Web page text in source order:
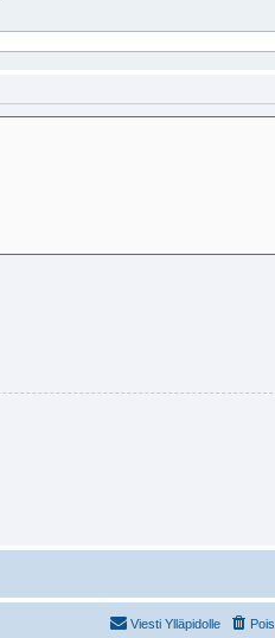
Viesti Ylläpidolle